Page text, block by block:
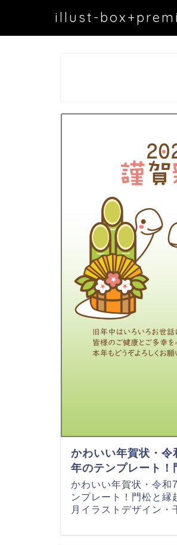
illust-
かわいい年賀状・
年のテンプレート
かわいい年賀状・令和
ンプレート！門松と縁
月イラストデザイン